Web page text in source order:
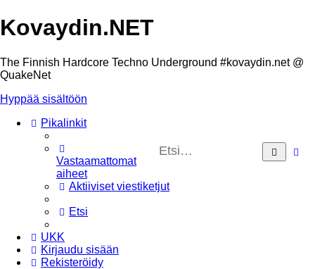
Kovaydin.NET
The Finnish Hardcore Techno Underground #kovaydin.net @
QuakeNet
Hyppää sisältöön
Etsi
Pikalinkit
Vastaamattomat
aiheet
Aktiiviset viestiketjut
Etsi
UKK
Kirjaudu sisään
Rekisteröidy